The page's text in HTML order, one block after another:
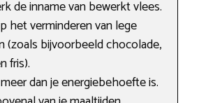
de inname van bewerkt vlees.
het verminderen van lege
(zoals bijvoorbeeld chocolade,
fris).
dan je energiebehoefte is.